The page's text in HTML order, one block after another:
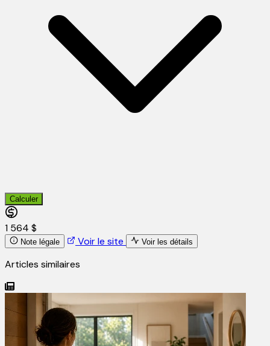
Calculer
1 564 $
Note légale Voir le site Voir les détails
Articles similaires